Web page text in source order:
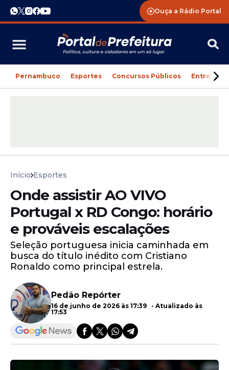
Ouça a Rádio Portal
Pernambuco Esportes Concursos Públicos
Início Esportes
Onde assistir AO VIVO
Portugal x RD Congo: horário
e prováveis escalações
Seleção portuguesa inicia caminhada em
busca do título inédito com Cristiano
Ronaldo como principal estrela.
Pedão Repórter
16 de junho de 2026 às 17:39 - Atualizado às
17:53